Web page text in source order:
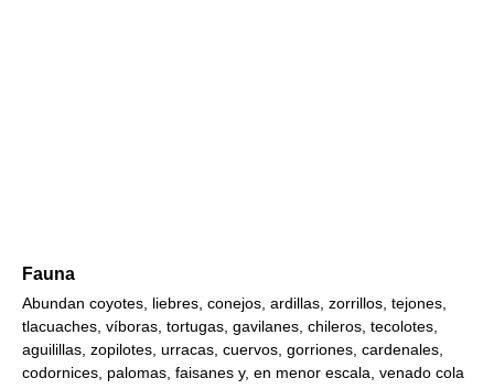
Fauna
Abundan coyotes, liebres, conejos, ardillas, zorrillos, tejones,
tlacuaches, víboras, tortugas, gavilanes, chileros, tecolotes,
aguilillas, zopilotes, urracas, cuervos, gorriones, cardenales,
codornices, palomas, faisanes y, en menor escala, venado cola